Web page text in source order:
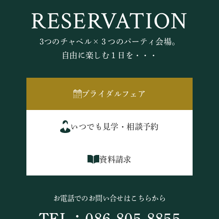
RESERVATION
3つのチャペル×３つのパーティ会場。
自由に楽しむ１日を・・・
ブライダルフェア
いつでも見学・相談予約
資料請求
お電話でのお問い合せはこちらから